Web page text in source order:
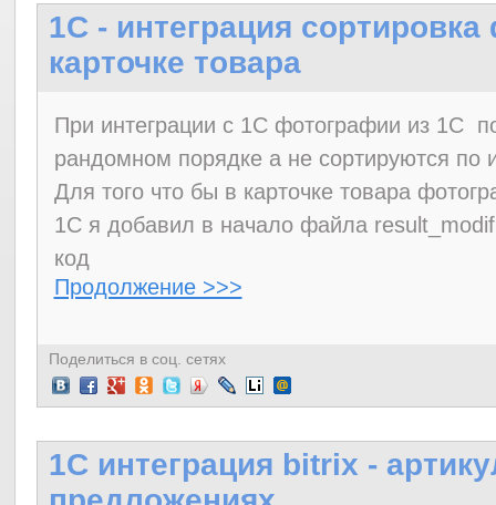
1C - интеграция
карточке товара
При интеграции с 1С фотографии из 1С
рандомном порядке а не сортируются по
Для того что бы в карточке товара
1С я добавил в начало файла
код
Продолжение >>>
Поделиться в соц. сетях
1C интеграция bitrix -